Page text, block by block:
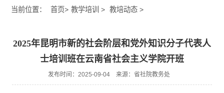
当前位置： 首页> 教学培训 > 教培动态>
2025年昆明市新的社会阶层和党外知识分子代表人
士培训班在云南省社会主义学院开班
发布时间：2025-09-04 来源：省社院教务处